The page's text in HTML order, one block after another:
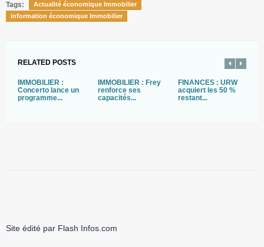
Tags:
Actualité économique Immobilier
information économique Immobilier
RELATED POSTS
IMMOBILIER :
Concerto lance un
programme...
IMMOBILIER : Frey
renforce ses
capacités...
FINANCES : URW
acquiert les 50 %
restant...
Site édité par Flash Infos.com